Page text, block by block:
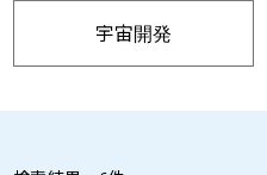
宇宙開発